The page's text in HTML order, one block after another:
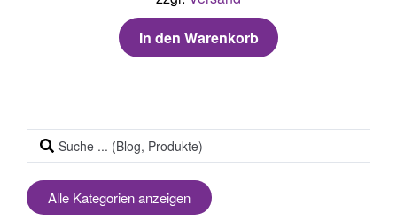
In den Warenkorb
Alle Kategorien anzeigen